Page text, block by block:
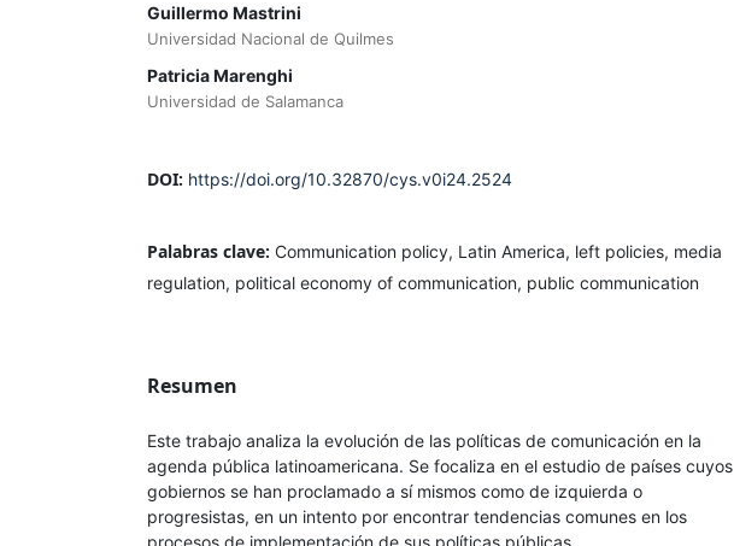
Guillermo Mastrini
Universidad Nacional de Quilmes
Patricia Marenghi
Universidad de Salamanca
DOI: https://doi.org/10.32870/cys.v0i24.2524
Palabras clave: Communication policy, Latin America, left policies, media
regulation, political economy of communication, public communication
Resumen
Este trabajo analiza la evolución de las políticas de comunicación en la
agenda pública latinoamericana. Se focaliza en el estudio de países cuyos
gobiernos se han proclamado a sí mismos como de izquierda o
progresistas, en un intento por encontrar tendencias comunes en los
procesos de implementación de sus políticas públicas.